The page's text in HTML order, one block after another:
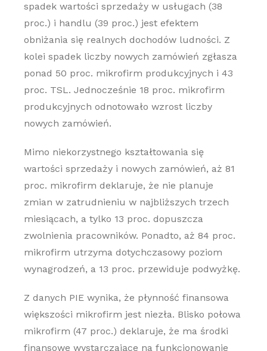
spadek wartości sprzedaży w usługach (38
proc.) i handlu (39 proc.) jest efektem
obniżania się realnych dochodów ludności. Z
kolei spadek liczby nowych zamówień zgłasza
ponad 50 proc. mikrofirm produkcyjnych i 43
proc. TSL. Jednocześnie 18 proc. mikrofirm
produkcyjnych odnotowało wzrost liczby
nowych zamówień.
Mimo niekorzystnego kształtowania się
wartości sprzedaży i nowych zamówień, aż 81
proc. mikrofirm deklaruje, że nie planuje
zmian w zatrudnieniu w najbliższych trzech
miesiącach, a tylko 13 proc. dopuszcza
zwolnienia pracowników. Ponadto, aż 84 proc.
mikrofirm utrzyma dotychczasowy poziom
wynagrodzeń, a 13 proc. przewiduje podwyżkę.
Z danych PIE wynika, że płynność finansowa
większości mikrofirm jest niezła. Blisko połowa
mikrofirm (47 proc.) deklaruje, że ma środki
finansowe wystarczające na funkcjonowanie